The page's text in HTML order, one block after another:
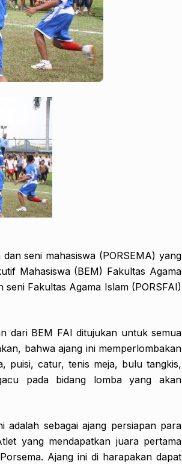
seni mahasiswa (PORSEMA) yang
Mahasiswa (BEM) Fakultas Agama
Fakultas Agama Islam (PORSFAI)
dari BEM FAI ditujukan untuk semua
bahwa ajang ini memperlombakan
puisi, catur, tenis meja, bulu tangkis,
pada bidang lomba yang akan
adalah sebagai ajang persiapan para
yang mendapatkan juara pertama
Ajang ini di harapakan dapat